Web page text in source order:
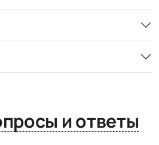
Вопросы и ответы